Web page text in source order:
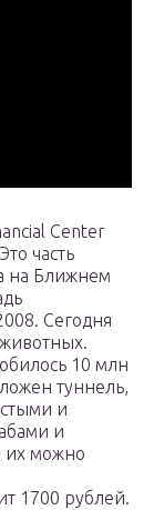
Center
часть
на Ближнем
Сегодня
10 млн
туннель,
и
и
их можно
1700 рублей.